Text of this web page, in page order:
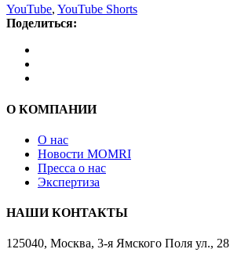
YouTube, YouTube Shorts
Поделиться:
О КОМПАНИИ
О нас
Новости MOMRI
Пресса о нас
Экспертиза
НАШИ КОНТАКТЫ
125040, Москва, 3-я Ямского Поля ул., 28